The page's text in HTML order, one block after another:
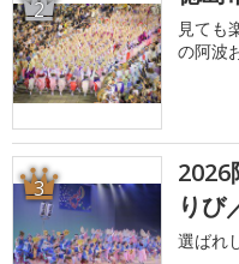
2
見ても
の阿波
3
りび
選ばれ